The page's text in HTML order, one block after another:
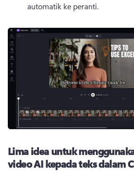
automatik ke peranti.
Lima idea untuk
video AI kepada teks dalam